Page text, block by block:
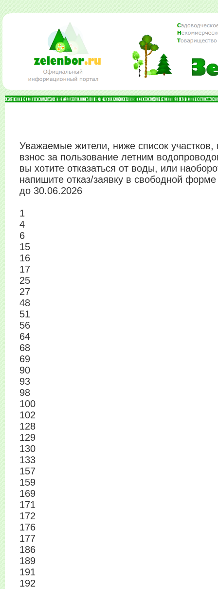
Уважаемые жители, ниже список участков,
взнос за пользование летним
вы хотите отказаться от воды, или
напишите отказ/заявку в свободной
до 30.06.2026
1
4
6
15
16
17
25
27
48
51
56
64
68
69
90
93
98
100
102
128
129
130
133
157
159
169
171
172
176
177
186
189
191
192